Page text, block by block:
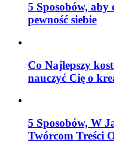
5 Sposobów, aby
pewność siebie
Co Najlepszy
nauczyć Cię o
5 Sposobów, W
Twórcom Treści